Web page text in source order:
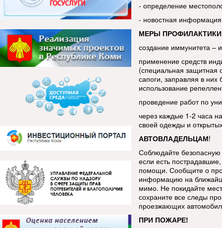
- определение
- новостная
МЕРЫ
создание иммунитета –
применение средств
(специальная защитная
сапоги, заправляя в
использование
проведение работ по
через каждые 1-2 часа
своей одежды и
АВТОВЛАДЕЛЬЦАМ!
Соблюдайте
если есть
помощи. Сообщите о
информацию на
мимо. Не покидайте
сохраните все следы
проезжающих
ПРИ ПОЖАРЕ!